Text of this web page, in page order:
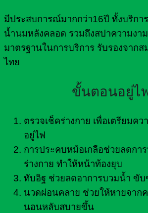
มีประสบการณ์มากกว่า16ปี ทั้งบริกา
น้ำนมหลังคลอด รวมถึงสปาความงา
มาตรฐานในการบริการ รับรองจาก
ไทย
ขั้นตอนอยู่ไฟ
ตรวจเช็คร่างกาย เพื่อเตรียมคว
อยู่ไฟ
การประคบหม้อเกลือช่วยลดกา
ร่างกาย ทำให้หน้าท้องยุบ
ทับอิฐ ช่วยลดอาการบวมน้ำ ขับ
นวดผ่อนคลาย ช่วยให้หายจาก
นอนหลับสบายขึ้น